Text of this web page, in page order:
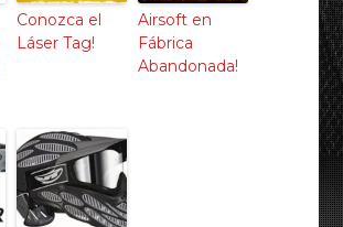
Conozca el
Láser Tag!
Airsoft en
Fábrica
Abandonada!